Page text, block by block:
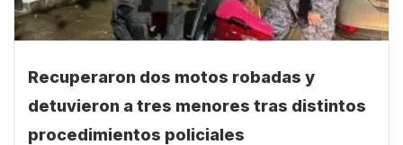
Recuperaron dos motos robadas y
detuvieron a tres menores tras distintos
procedimientos policiales